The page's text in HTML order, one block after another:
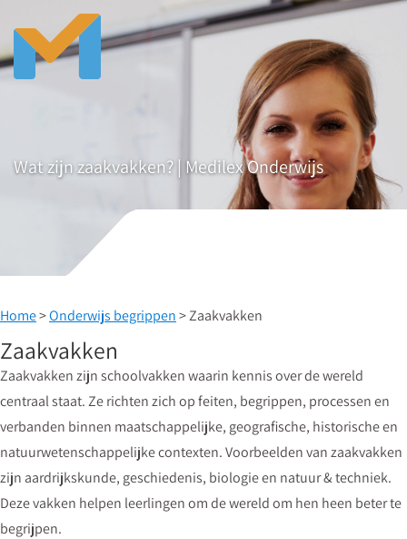
Wat zijn zaakvakken? | Medilex Onderwijs
Home>Onderwijs begrippen> Zaakvakken
Zaakvakken
Zaakvakken zijn schoolvakken waarin kennis over de wereld
centraal staat. Ze richten zich op feiten, begrippen, processen en
verbanden binnen maatschappelijke, geografische, historische en
natuurwetenschappelijke contexten. Voorbeelden van zaakvakken
zijn aardrijkskunde, geschiedenis, biologie en natuur & techniek.
Deze vakken helpen leerlingen om de wereld om hen heen beter te
begrijpen.